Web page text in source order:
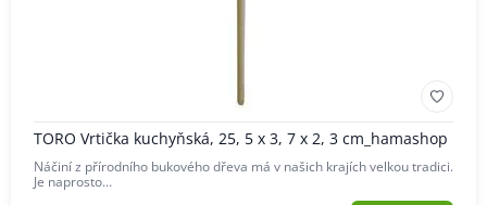
TORO Vrtička kuchyňská, 25, 5 x 3, 7 x 2, 3 cm_hamashop
Náčiní z přírodního bukového dřeva má v našich krajích velkou tradici.
Je naprosto…